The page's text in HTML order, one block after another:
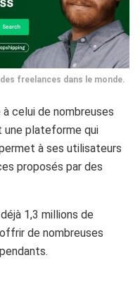
freelances dans le monde.
celui de nombreuses
une plateforme qui
à ses utilisateurs
proposés par des
1,3 millions de
de nombreuses